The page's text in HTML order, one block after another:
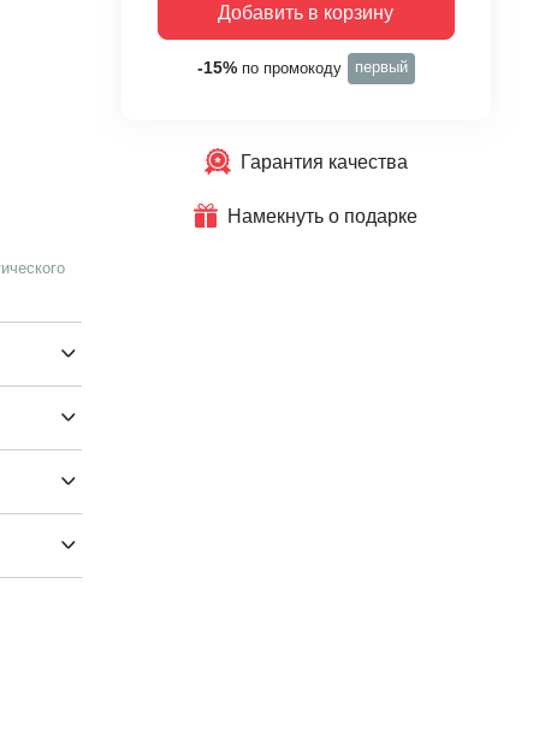
Добавить в корзину
-15%по промокоду первый
Гарантия качества
Намекнуть о подарке